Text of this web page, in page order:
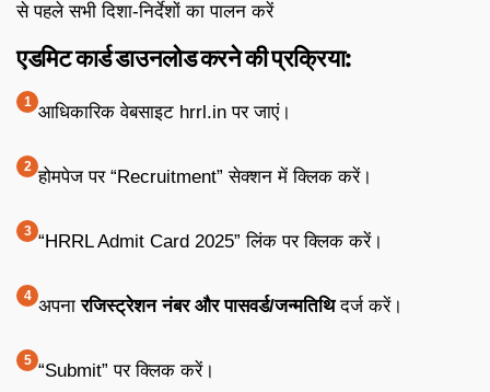
से पहले सभी दिशा-निर्देशों का पालन करें
एडमिट कार्ड डाउनलोड करने की प्रक्रिया:
आधिकारिक वेबसाइट hrrl.in पर जाएं।
होमपेज पर “Recruitment” सेक्शन में क्लिक करें।
“HRRL Admit Card 2025” लिंक पर क्लिक करें।
अपनारजिस्ट्रेशन नंबर और पासवर्ड/जन्मतिथिदर्ज करें।
“Submit” पर क्लिक करें।